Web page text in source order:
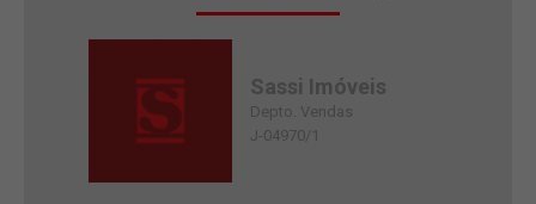
Sassi Imóveis
Depto. Vendas
J-04970/1